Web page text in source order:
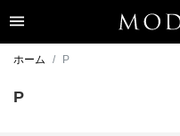
ホーム P
P